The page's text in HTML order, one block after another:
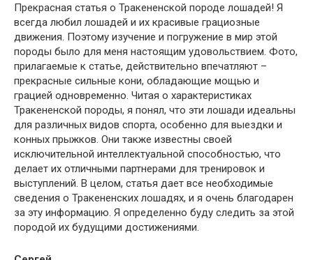
Прекрасная статья о Тракененской породе лошадей! Я
всегда любил лошадей и их красивые грациозные
движения. Поэтому изучение и погружение в мир этой
породы было для меня настоящим удовольствием. Фото,
прилагаемые к статье, действительно впечатляют –
прекрасные сильные кони, обладающие мощью и
грацией одновременно. Читая о характеристиках
Тракененской породы, я понял, что эти лошади идеальны
для различных видов спорта, особенно для выездки и
конных прыжков. Они также известны своей
исключительной интеллектуальной способностью, что
делает их отличными партнерами для тренировок и
выступлений. В целом, статья дает все необходимые
сведения о Тракененских лошадях, и я очень благодарен
за эту информацию. Я определенно буду следить за этой
породой их будущими достижениями.